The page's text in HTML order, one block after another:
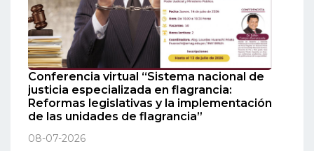
Conferencia virtual “Sistema nacional de
justicia especializada en flagrancia:
Reformas legislativas y la implementación
de las unidades de flagrancia”
08-07-2026